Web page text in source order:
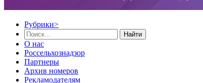
Рубрики>
Найти
О нас
Россельхознадзор
Партнеры
Архив номеров
Рекламодателям